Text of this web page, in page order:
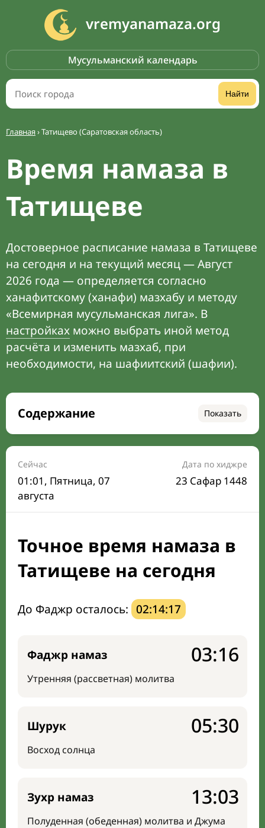
vremyanamaza.org
Мусульманский календарь
Найти
Главная›Татищево (Саратовская область)
Время намаза в
Татищеве
Достоверное расписание намаза в Татищеве
на сегодня и на текущий месяц — Август
2026 года — определяется согласно
ханафитскому (ханафи) мазхабу и методу
«Всемирная мусульманская лига». В
настройках можно выбрать иной метод
расчёта и изменить мазхаб, при
необходимости, на шафиитский (шафии).
Содержание Показать
Время намаза на сегодня
Расписание на месяц
Время Сухура и Ифтара на сегодня
Календарь рамадана
Направление киблы
Сейчас
01:01 , Пятница, 07
августа
Дата по хиджре
23 Сафар 1448
Точное время намаза в
Татищеве на сегодня
До Фаджр осталось: 02:14:16
Фаджр намаз
Утренняя (рассветная) молитва
03:16
Шурук
Восход солнца
05:30
Зухр намаз
Полуденная (обеденная) молитва и Джума
13:03